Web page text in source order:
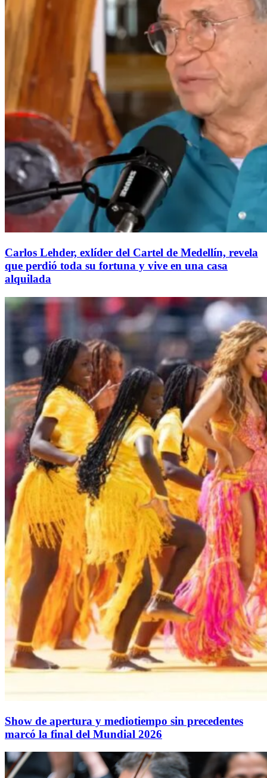
Carlos Lehder, exlíder del Cartel de Medellín, revela
que perdió toda su fortuna y vive en una casa
alquilada
Show de apertura y mediotiempo sin precedentes
marcó la final del Mundial 2026